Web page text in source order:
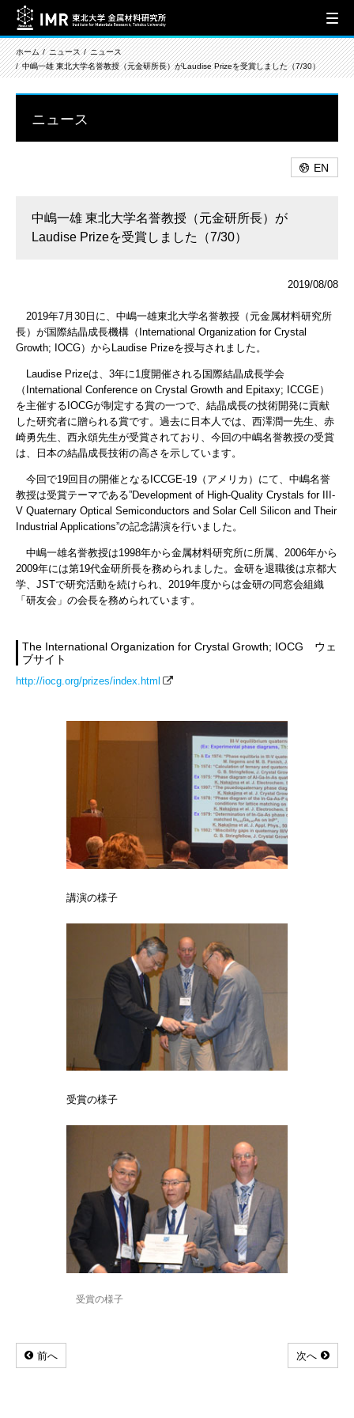
ホーム ニュース
ニュース
中嶋一雄 東北大学名誉教授（元金研所長）がLaudise Prizeを受賞しました（7/30）
ニュース
EN
中嶋一雄 東北大学名誉教授（元金研所長）が
Laudise Prizeを受賞しました（7/30）
2019/08/08
2019年7月30日に、中嶋一雄東北大学名誉教授（元金属材料研究所
長）が国際結晶成長機構（International Organization for Crystal
Growth; IOCG）からLaudise Prizeを授与されました。
Laudise Prizeは、3年に1度開催される国際結晶成長学会
（International Conference on Crystal Growth and Epitaxy; ICCGE）
を主催するIOCGが制定する賞の一つで、結晶成長の技術開発に貢献
した研究者に贈られる賞です。過去に日本人では、西澤潤一先生、赤
崎勇先生、西永頌先生が受賞されており、今回の中嶋名誉教授の受賞
は、日本の結晶成長技術の高さを示しています。
今回で19回目の開催となるICCGE-19（アメリカ）にて、中嶋名誉
教授は受賞テーマである”Development of High-Quality Crystals for III-
V Quaternary Optical Semiconductors and Solar Cell Silicon and Their
Industrial Applications”の記念講演を行いました。
中嶋一雄名誉教授は1998年から金属材料研究所に所属、2006年から
2009年には第19代金研所長を務められました。金研を退職後は京都大
学、JSTで研究活動を続けられ、2019年度からは金研の同窓会組織
「研友会」の会長を務められています。
The International Organization for Crystal Growth; IOCG ウェ
ブサイト
http://iocg.org/prizes/index.html
講演の様子
受賞の様子
受賞の様子
前へ 次へ